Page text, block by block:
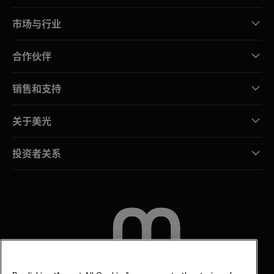
市场与行业
合作伙伴
销售和支持
关于美光
投资者关系